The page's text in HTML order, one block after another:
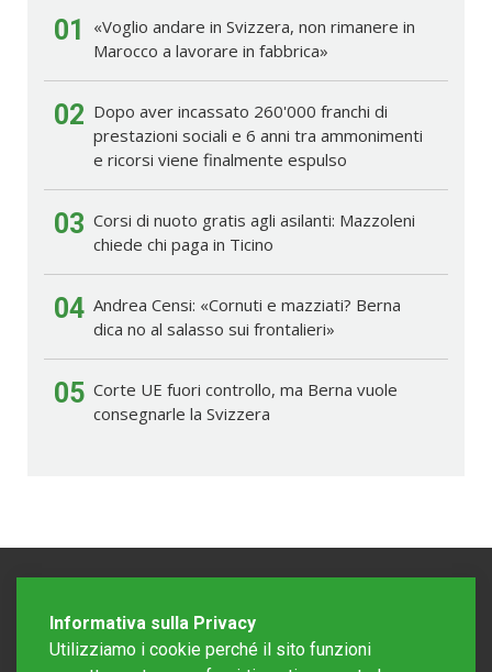
01
«Voglio andare in Svizzera, non rimanere in
Marocco a lavorare in fabbrica»
02 Dopo aver incassato 260'000 franchi di
prestazioni sociali e 6 anni tra ammonimenti
e ricorsi viene finalmente espulso
03 Corsi di nuoto gratis agli asilanti: Mazzoleni
chiede chi paga in Ticino
04 Andrea Censi: «Cornuti e mazziati? Berna
dica no al salasso sui frontalieri»
05 Corte UE fuori controllo, ma Berna vuole
consegnarle la Svizzera
Informativa sulla Privacy
Utilizziamo i cookie perché il sito funzioni